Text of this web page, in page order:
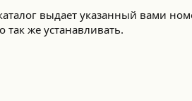
выдает указанный вами
так же устанавливать.